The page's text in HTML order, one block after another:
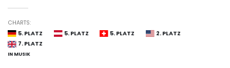
CHARTS:
5. PLATZ
5. PLATZ 5. PLATZ
2. PLATZ
7. PLATZ
IN MUSIK